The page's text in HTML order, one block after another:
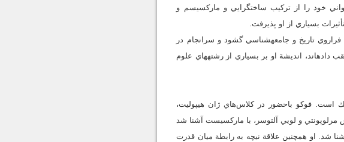
خود را از تركيب ساختگرايي و ماركسيسم و
بسياري از او پذيرفت.
فراروي تاريخ و جامعه‏شناسي گشود و سرانجام در
لقب داده‏اند، انديشة او بر بسياري از رشته‏هاي علوم
است. فوكو باحضور در كلاس‌هاي ژان هيپوليت،
و لويي آلتوسر، با ماركسيست آشنا شد
شد. او همچنين علاقة نيچه به رابطة ميان قدرت